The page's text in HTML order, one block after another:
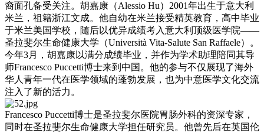
裔面孔备受关注。胡嘉康（Alessio Hu）2001年出生于意大利
米兰，祖籍浙江文成。他自幼在米兰接受精英教育，高中毕业
于米兰美国学校，随后以优异成绩考入意大利顶级医学院——
圣拉斐尔生命健康大学（Università Vita-Salute San Raffaele）。
今年3月，胡嘉康以满分成绩毕业，并作为学术助理陪同其导
师Francesco Puccetti博士来到中国。他的参与不仅展现了海外
华人青年一代在医学领域的蓬勃发展，也为中意医学文化交流
注入了新的活力。
Francesco Puccetti博士是圣拉斐尔医院胃肠外科的资深专家，
同时在圣拉斐尔生命健康大学担任研究员。他曾先后在英国伦